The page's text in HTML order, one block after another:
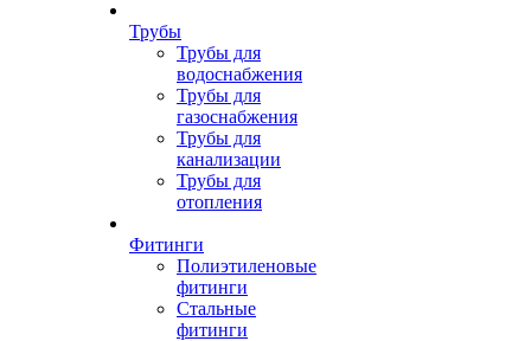
Трубы
Трубы для
водоснабжения
Трубы для
газоснабжения
Трубы для
канализации
Трубы для
отопления
Фитинги
Полиэтиленовые
фитинги
Стальные
фитинги